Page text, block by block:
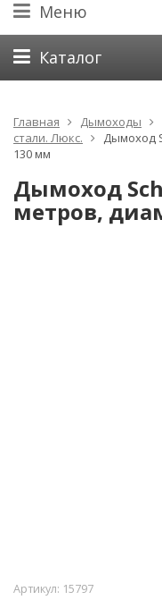
Меню
Каталог
Главная Дымоходы
стали. Люкс.
Дымоход
130 мм
Дымоход
метров,
Артикул: 15797